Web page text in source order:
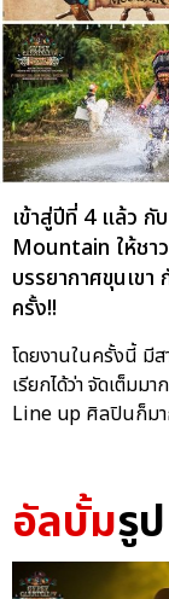
เข้าสู่ปีที่ 4 แล้ว
Mountain ให้ชา
บรรยากาศขุนเข
ครั้ง!!
โดยงานในครั้งนี้ มี
เรียกได้ว่า จัดเต็ม
Line up ศิลปินก็มา
อัลบั้มรูป